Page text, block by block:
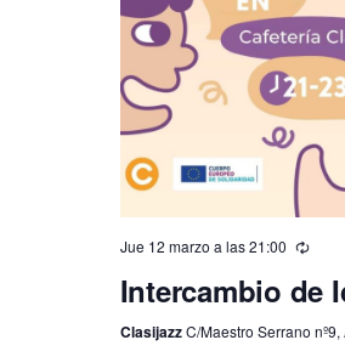
Jue 12 marzo a las 21:00
Intercambio de
ClasijazzC/Maestro Serrano nº9,